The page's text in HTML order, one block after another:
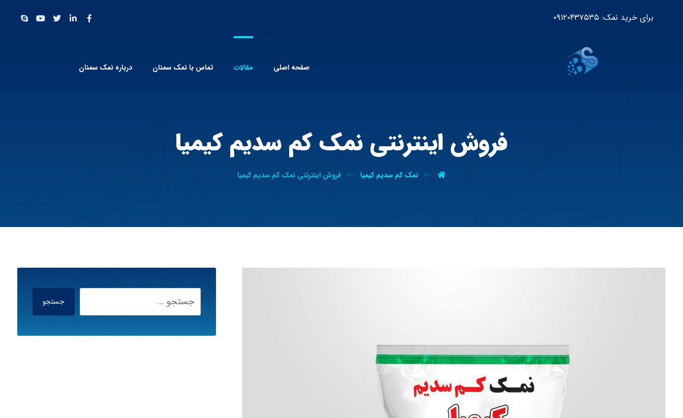
برای خرید نمک: ۰۹۱۲۰۴۳۷۵۳۵
صفحه اصلی مقالات تماس با نمک سمنان درباره نمک سمنان
فروش اینترنتی نمک کم سدیم کیمیا
نمک کم سدیم کیمیا فروش اینترنتی نمک کم سدیم کیمیا
جستجو